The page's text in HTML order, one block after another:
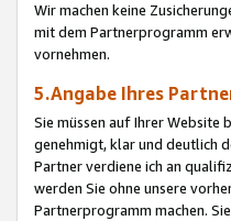
Wir machen keine
mit dem Partnerprogramm
vornehmen.
5.Angabe Ihres
Sie müssen auf Ihrer Website
genehmigt, klar und deutlich
Partner verdiene ich an
werden Sie ohne unsere
Partnerprogramm machen.